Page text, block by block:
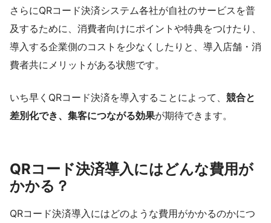
さらにQRコード決済システム各社が自社のサービスを普
及するために、消費者向けにポイントや特典をつけたり、
導入する企業側のコストを少なくしたりと、導入店舗・消
費者共にメリットがある状態です。
いち早くQRコード決済を導入することによって、 競合と
差別化でき、集客につながる効果が期待できます。
QRコード決済導入にはどんな費用が
かかる？
QRコード決済導入にはどのような費用がかかるのかにつ